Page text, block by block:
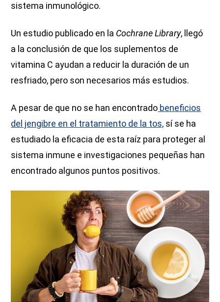
sistema inmunológico.
Un estudio publicado en la Cochrane Library, llegó
a la conclusión de que los suplementos de
vitamina C ayudan a reducir la duración de un
resfriado, pero son necesarios más estudios.
A pesar de que no se han encontrado beneficios
del jengibre en el tratamiento de la tos, sí se ha
estudiado la eficacia de esta raíz para proteger al
sistema inmune e investigaciones pequeñas han
encontrado algunos puntos positivos.